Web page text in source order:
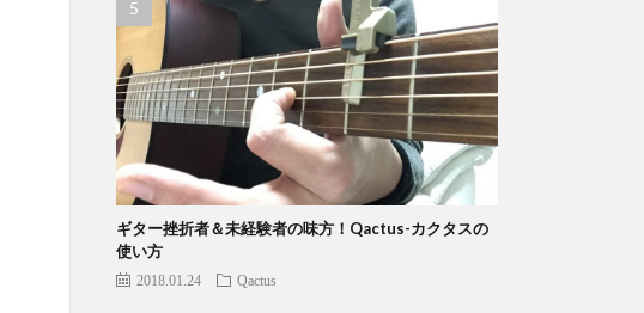
ギター挫折者＆未経験者の味方！Qactus-カクタスの
使い方
2018.01.24 Qactus